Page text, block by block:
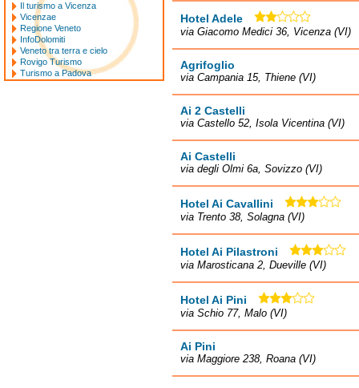
Hotel Adele
via Giacomo Medici 36, Vicenza (VI)
Agrifoglio
via Campania 15, Thiene (VI)
Ai 2 Castelli
via Castello 52, Isola Vicentina (VI)
Ai Castelli
via degli Olmi 6a, Sovizzo (VI)
Hotel Ai Cavallini
via Trento 38, Solagna (VI)
Hotel Ai Pilastroni
via Marosticana 2, Dueville (VI)
Hotel Ai Pini
via Schio 77, Malo (VI)
Ai Pini
via Maggiore 238, Roana (VI)
Il turismo a Vicenza
Vicenzae
Regione Veneto
InfoDolomiti
Veneto tra terra e cielo
Rovigo Turismo
Turismo a Padova